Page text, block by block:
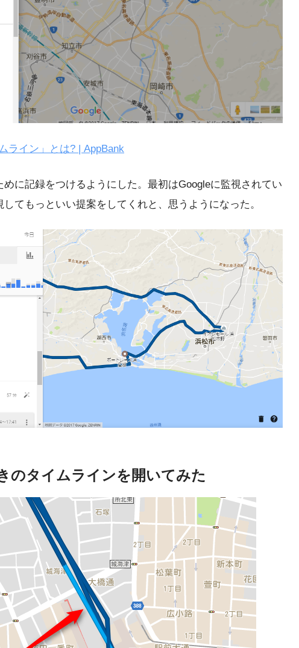
ライン」とは? | AppBank
に記録をつけるようにした。最初はGoogleに監視されてい
てもっといい提案をしてくれと、思うようになった。
のタイムラインを開いてみた